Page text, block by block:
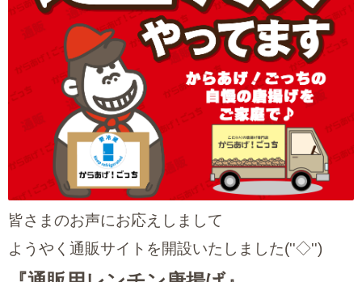
皆さまのお声にお応えしまして
ようやく通販サイトを開設いたしました(''◇'')ゞ